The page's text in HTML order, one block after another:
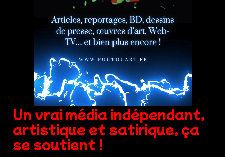
Un vrai média indépendant,
artistique et satirique, ça
se soutient !